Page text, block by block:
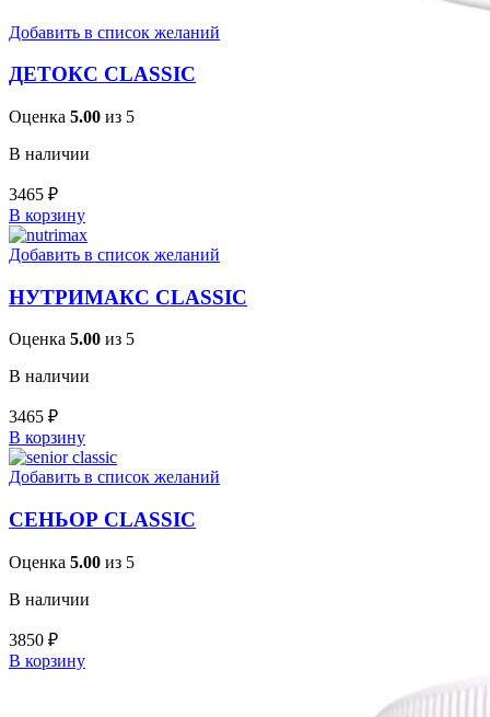
Добавить в список желаний
ДЕТОКС CLASSIC
Оценка 5.00 из 5
В наличии
3465 ₽
В корзину
Добавить в список желаний
НУТРИМАКС CLASSIC
Оценка 5.00 из 5
В наличии
3465 ₽
В корзину
Добавить в список желаний
СЕНЬОР CLASSIC
Оценка 5.00 из 5
В наличии
3850 ₽
В корзину